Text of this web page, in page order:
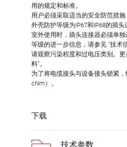
用的规定和标准。
用户必须采取适当的安全防范措
外壳防护等级为IP67和IP68的插
室外使用时，插头连接器必须单
等级的进一步信息，请参见 "技术
请观察污染程度和过电压类别。
料"。
为了将电缆接头与设备接头锁紧
cNm）。
下载
技术参数